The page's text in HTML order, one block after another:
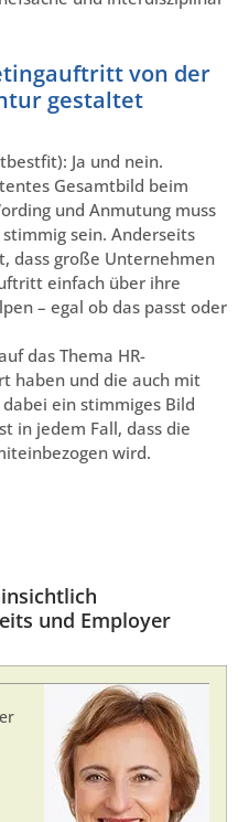
von der
gestaltet
Ja und nein.
Gesamtbild beim
und Anmutung muss
sein. Anderseits
dass große Unternehmen
einfach über ihre
– egal ob das passt oder
das Thema HR-
haben und die auch mit
ein stimmiges Bild
in jedem Fall, dass die
wird.
und Employer